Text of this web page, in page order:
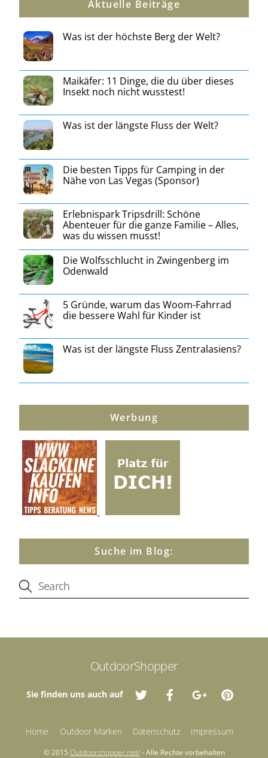
Aktuelle Beiträge
Was ist der höchste Berg der Welt?
Maikäfer: 11 Dinge, die du über dieses
Insekt noch nicht wusstest!
Was ist der längste Fluss der Welt?
Die besten Tipps für Camping in der
Nähe von Las Vegas (Sponsor)
Erlebnispark Tripsdrill: Schöne
Abenteuer für die ganze Familie – Alles,
was du wissen musst!
Die Wolfsschlucht in Zwingenberg im
Odenwald
5 Gründe, warum das Woom-Fahrrad
die bessere Wahl für Kinder ist
Was ist der längste Fluss Zentralasiens?
Werbung
Suche im Blog:
OutdoorShopper
Sie finden uns auch auf
Home Outdoor Marken Datenschutz Impressum
© 2015 Outdoorshopper.net/- Alle Rechte vorbehalten